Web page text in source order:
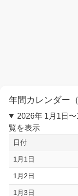
年間カレンダー
2026年 1月1日
覧を表示
日付
1月1日
1月2日
1月3日